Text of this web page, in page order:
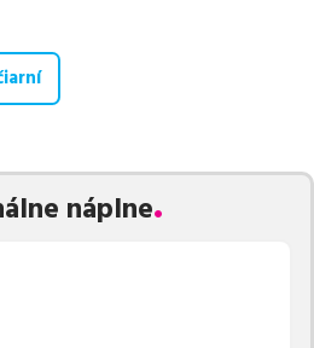
náplní
spĺňajúca normy ISO 9001 a 14001,
dôležitú úlohu aj dostupnosť. Preto
produkty, aby boli ihneď k
riešenie je pre vaše potreby
náplne